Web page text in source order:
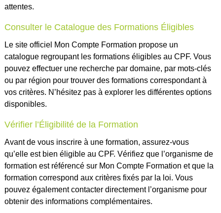
attentes.
Consulter le Catalogue des Formations Éligibles
Le site officiel Mon Compte Formation propose un
catalogue regroupant les formations éligibles au CPF. Vous
pouvez effectuer une recherche par domaine, par mots-clés
ou par région pour trouver des formations correspondant à
vos critères. N’hésitez pas à explorer les différentes options
disponibles.
Vérifier l’Éligibilité de la Formation
Avant de vous inscrire à une formation, assurez-vous
qu’elle est bien éligible au CPF. Vérifiez que l’organisme de
formation est référencé sur Mon Compte Formation et que la
formation correspond aux critères fixés par la loi. Vous
pouvez également contacter directement l’organisme pour
obtenir des informations complémentaires.